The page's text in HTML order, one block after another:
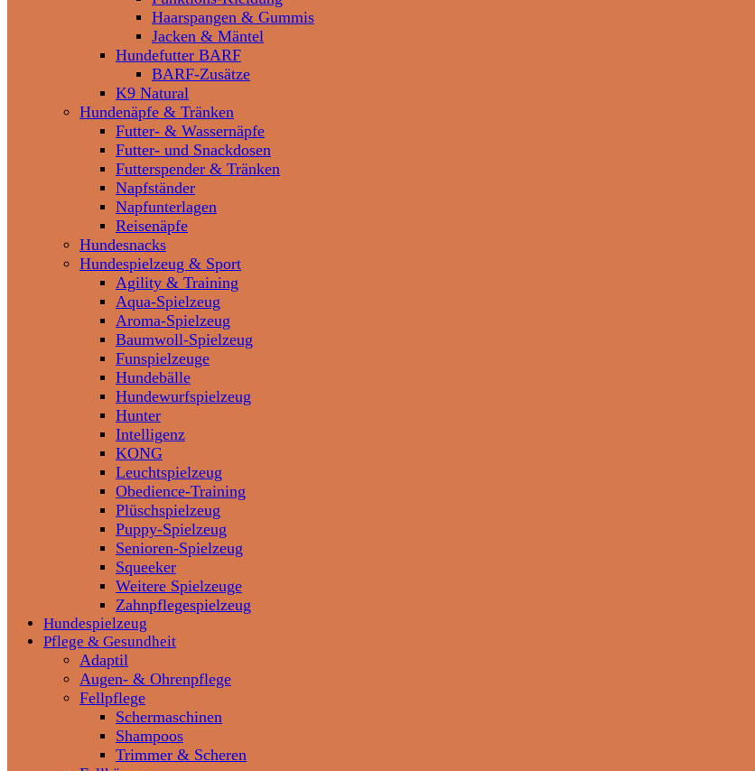
Haarspangen & Gummis
Jacken & Mäntel
Hundefutter BARF
BARF-Zusätze
K9 Natural
Hundenäpfe & Tränken
Futter- & Wassernäpfe
Futter- und Snackdosen
Futterspender & Tränken
Napfständer
Napfunterlagen
Reisenäpfe
Hundesnacks
Hundespielzeug & Sport
Agility & Training
Aqua-Spielzeug
Aroma-Spielzeug
Baumwoll-Spielzeug
Funspielzeuge
Hundebälle
Hundewurfspielzeug
Hunter
Intelligenz
KONG
Leuchtspielzeug
Obedience-Training
Plüschspielzeug
Puppy-Spielzeug
Senioren-Spielzeug
Squeeker
Weitere Spielzeuge
Zahnpflegespielzeug
Hundespielzeug
Pflege & Gesundheit
Adaptil
Augen- & Ohrenpflege
Fellpflege
Schermaschinen
Shampoos
Trimmer & Scheren